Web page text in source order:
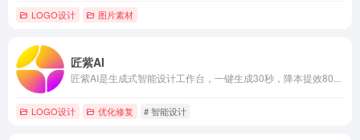
LOGO设计 图片素材
匠紫AI
匠紫AI是生成式智能设计工作台，一键生成30秒，降本提效80...
LOGO设计 优化修复 # 智能设计